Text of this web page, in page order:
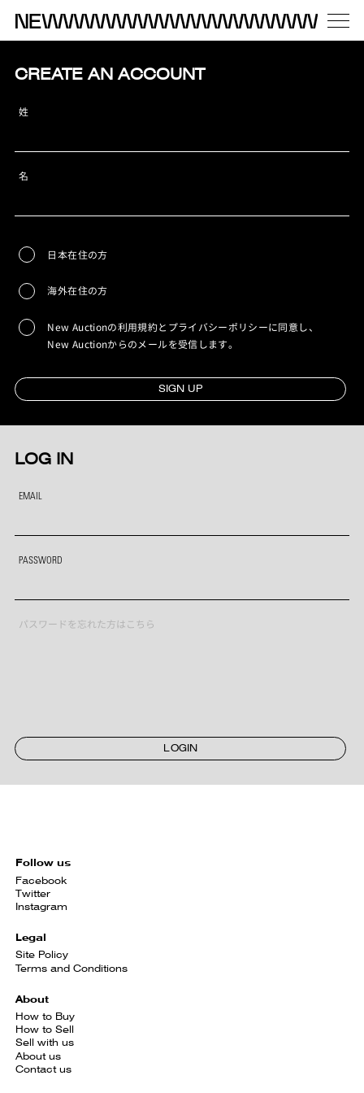
CREATE AN ACCOUNT
姓
名
日本在住の方
海外在住の方
New Auctionの利用規約とプライバシーポリシーに同意し、
New Auctionからのメールを受信します。
SIGN UP
LOG IN
EMAIL
PASSWORD
パスワードを忘れた方はこちら
LOGIN
Follow us
Facebook
Twitter
Instagram
Legal
Site Policy
Terms and Conditions
About
How to Buy
How to Sell
Sell with us
About us
Contact us